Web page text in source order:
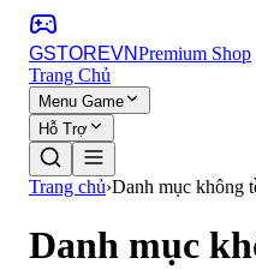
GSTOREVNPremium Shop
Trang Chủ
Menu Game
Hỗ Trợ
Trang chủ›Danh mục không
Danh mục